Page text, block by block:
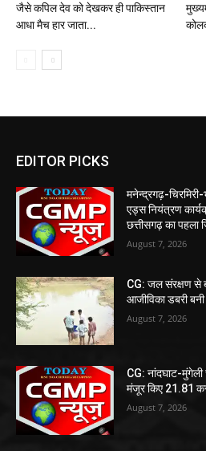
जैसे कपिल देव को देखकर ही पाकिस्तान
आधा मैच हार जाता...
EDITOR PICKS
मनेन्द्रगढ़-
एड्स नियंत्रण
छत्तीसगढ़ का पहला
August 7, 2026
CG: जल संरक्षण से
आजीविका डबरी
August 7, 2026
CG: नांदघाट-मुंगेली
मंजूर किए 21.81
August 7, 2026